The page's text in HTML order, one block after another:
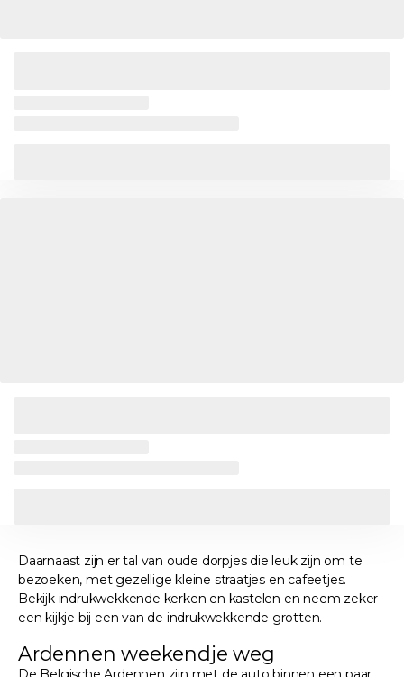
Daarnaast zijn er tal van oude dorpjes die leuk zijn om te
bezoeken, met gezellige kleine straatjes en cafeetjes.
Bekijk indrukwekkende kerken en kastelen en neem zeker
een kijkje bij een van de indrukwekkende grotten.
Ardennen weekendje weg